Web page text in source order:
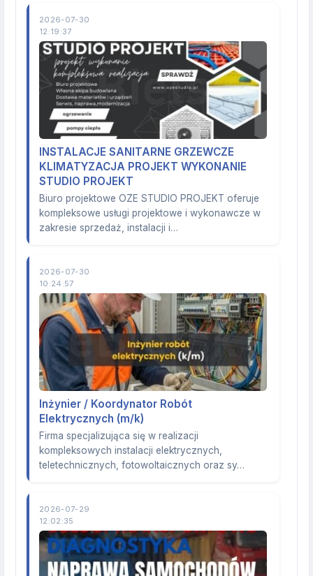
2026-07-30
12:19:37
INSTALACJE SANITARNE GRZEWCZE
KLIMATYZACJA PROJEKT WYKONANIE
STUDIO PROJEKT
Biuro projektowe OZE STUDIO PROJEKT oferuje
kompleksowe usługi projektowe i wykonawcze w
zakresie sprzedaż, instalacji i…
2026-07-30
10:24:57
Inżynier / Koordynator Robót
Elektrycznych (m/k)
Firma specjalizująca się w realizacji
kompleksowych instalacji elektrycznych,
teletechnicznych, fotowoltaicznych oraz sy…
2026-07-29
12:02:35